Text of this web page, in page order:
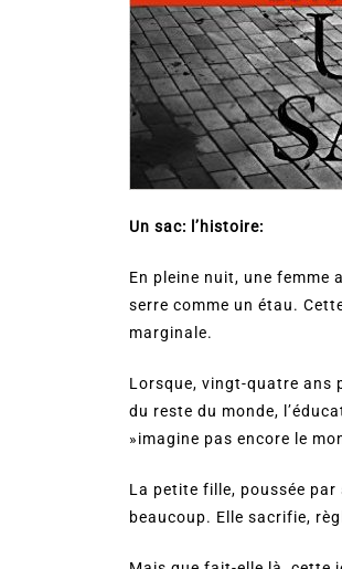
Un sac: l’histoire:
En pleine nuit, une femme
serre comme un étau.
marginale.
Lorsque, vingt-quatre ans
du reste du monde,
»imagine pas encore le
La petite fille, poussée
beaucoup. Elle sacrifie,